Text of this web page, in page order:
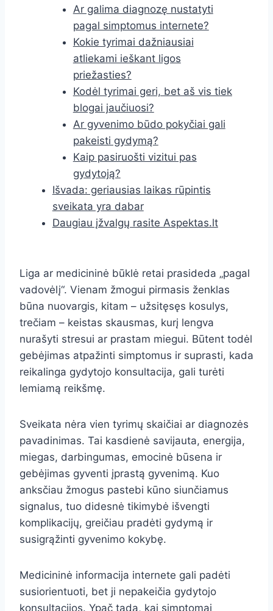
Ar galima diagnozę nustatyti
pagal simptomus internete?
Kokie tyrimai dažniausiai
atliekami ieškant ligos
priežasties?
Kodėl tyrimai geri, bet aš vis tiek
blogai jaučiuosi?
Ar gyvenimo būdo pokyčiai gali
pakeisti gydymą?
Kaip pasiruošti vizitui pas
gydytoją?
Išvada: geriausias laikas rūpintis
sveikata yra dabar
Daugiau įžvalgų rasite Aspektas.lt
Liga ar medicininė būklė retai prasideda „pagal
vadovėlį“. Vienam žmogui pirmasis ženklas
būna nuovargis, kitam – užsitęsęs kosulys,
trečiam – keistas skausmas, kurį lengva
nurašyti stresui ar prastam miegui. Būtent todėl
gebėjimas atpažinti simptomus ir suprasti, kada
reikalinga gydytojo konsultacija, gali turėti
lemiamą reikšmę.
Sveikata nėra vien tyrimų skaičiai ar diagnozės
pavadinimas. Tai kasdienė savijauta, energija,
miegas, darbingumas, emocinė būsena ir
gebėjimas gyventi įprastą gyvenimą. Kuo
anksčiau žmogus pastebi kūno siunčiamus
signalus, tuo didesnė tikimybė išvengti
komplikacijų, greičiau pradėti gydymą ir
susigrąžinti gyvenimo kokybę.
Medicininė informacija internete gali padėti
susiorientuoti, bet ji nepakeičia gydytojo
konsultacijos. Ypač tada, kai simptomai